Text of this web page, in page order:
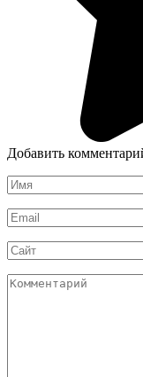
Добавить
Имя
*
Email
*
Сайт
Комментарий